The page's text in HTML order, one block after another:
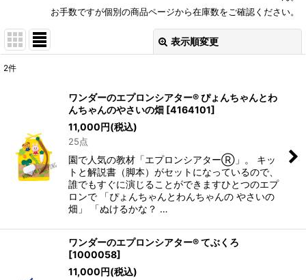
お手数ですが個別の商品ページから在庫数をご確認ください。
表示順変更
絞り込む
2件
ワンダーのエプロンシアター® ぴょんちゃんとわ
んちゃんのやさいの畑 [4164101]
11,000 円(税込)
25点
園で人気の教材「エプロンシアターⓇ」。 キッ
トと解説書（脚本）がセットになっているので、
誰でもすぐに演じることができますひとつのエプ
ロンで 「ぴょんちゃんとわんちゃんの やさいの
畑」 「ぬけるかな？ …
ワンダーのエプロンシアター® てぶくろ
[1000058]
11,000 円(税込)